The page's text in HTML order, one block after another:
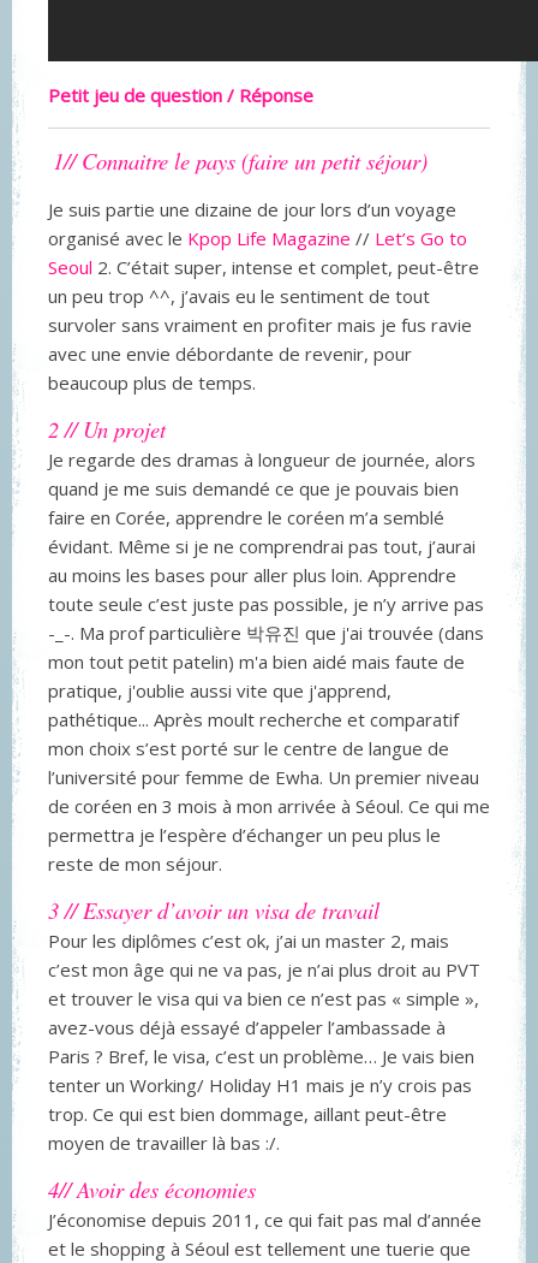
Petit jeu de question / Réponse
1// Connaitre le pays (faire un petit séjour)
Je suis partie une dizaine de jour lors d’un voyage
organisé avec le Kpop Life Magazine // Let’s Go to
Seoul 2. C’était super, intense et complet, peut-être
un peu trop ^^, j’avais eu le sentiment de tout
survoler sans vraiment en profiter mais je fus ravie
avec une envie débordante de revenir, pour
beaucoup plus de temps.
2 // Un projet
Je regarde des dramas à longueur de journée, alors
quand je me suis demandé ce que je pouvais bien
faire en Corée, apprendre le coréen m’a semblé
évidant. Même si je ne comprendrai pas tout, j’aurai
au moins les bases pour aller plus loin. Apprendre
toute seule c’est juste pas possible, je n’y arrive pas
-_-. Ma prof particulière 박유진 que j'ai trouvée (dans
mon tout petit patelin) m'a bien aidé mais faute de
pratique, j'oublie aussi vite que j'apprend,
pathétique... Après moult recherche et comparatif
mon choix s’est porté sur le centre de langue de
l’université pour femme de Ewha. Un premier niveau
de coréen en 3 mois à mon arrivée à Séoul. Ce qui me
permettra je l’espère d’échanger un peu plus le
reste de mon séjour.
3 // Essayer d’avoir un visa de travail
Pour les diplômes c’est ok, j’ai un master 2, mais
c’est mon âge qui ne va pas, je n’ai plus droit au PVT
et trouver le visa qui va bien ce n’est pas « simple »,
avez-vous déjà essayé d’appeler l’ambassade à
Paris ? Bref, le visa, c’est un problème… Je vais bien
tenter un Working/ Holiday H1 mais je n’y crois pas
trop. Ce qui est bien dommage, aillant peut-être
moyen de travailler là bas :/.
4// Avoir des économies
J’économise depuis 2011, ce qui fait pas mal d’année
et le shopping à Séoul est tellement une tuerie que